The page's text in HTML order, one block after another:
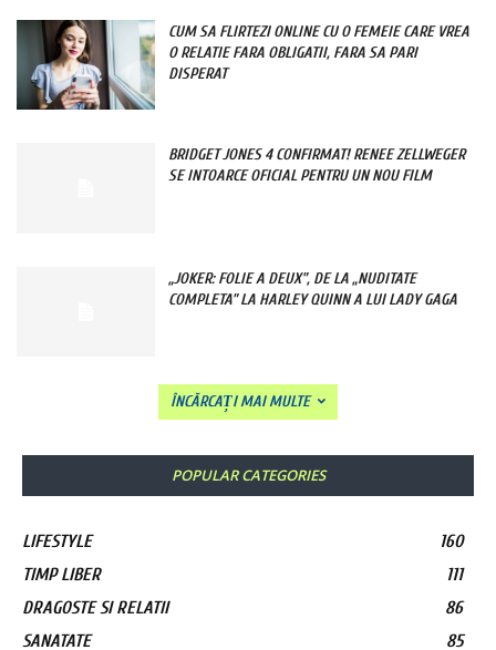
CUM SA FLIRTEZI ONLINE CU O FEMEIE CARE VREA
O RELATIE FARA OBLIGATII, FARA SA PARI
DISPERAT
BRIDGET JONES 4 CONFIRMAT! RENEE ZELLWEGER
SE INTOARCE OFICIAL PENTRU UN NOU FILM
„JOKER: FOLIE A DEUX”, DE LA „NUDITATE
COMPLETA” LA HARLEY QUINN A LUI LADY GAGA
ÎNCĂRCAȚI MAI MULTE
POPULAR CATEGORIES
LIFESTYLE
160
TIMP LIBER
111
DRAGOSTE SI RELATII
86
SANATATE
85